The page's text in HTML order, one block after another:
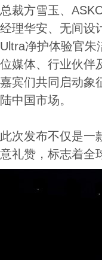
总裁方雪玉、
经理华安、无间设
Ultra净护体验官朱
位媒体、行业伙
嘉宾们共同启动象
陆中国市场。
此次发布不仅是一
意礼赞，标志着全